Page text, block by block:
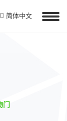
简体中文
门